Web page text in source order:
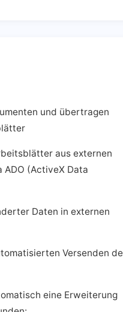
und übertragen
aus externen
ADO (ActiveX Data
Daten in externen
Versenden
eine Erweiterung